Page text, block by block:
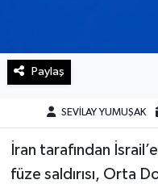
Paylaş
SEVİLAY YUMUŞAK
İran tarafından
füze saldırısı, Orta
Spor
SürManşet
Teknoloji